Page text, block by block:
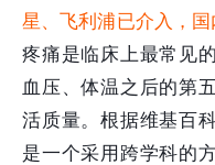
星、飞利浦已介入，
疼痛是临床上最常见
血压、体温之后的第
活质量。根据维基百
是一个采用跨学科的